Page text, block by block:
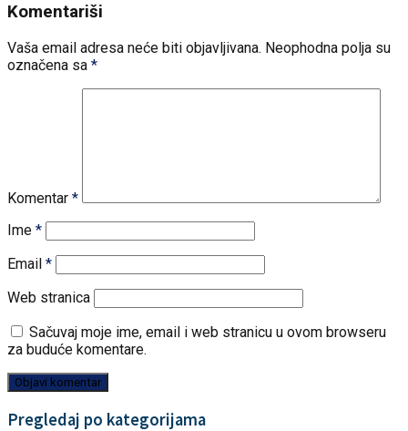
Komentariši
Vaša email adresa neće biti objavljivana. Neophodna polja su
označena sa *
Komentar *
Ime *
Email *
Web stranica
Sačuvaj moje ime, email i web stranicu u ovom browseru
za buduće komentare.
Pregledaj po kategorijama